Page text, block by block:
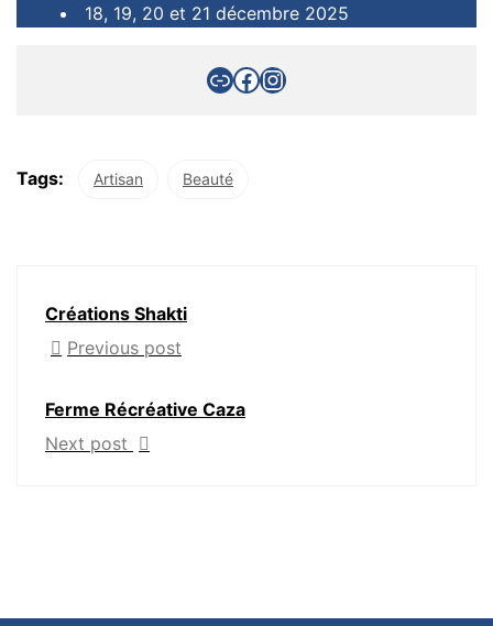
18, 19, 20 et 21 décembre 2025
Tags: Artisan Beauté
Créations Shakti
Previous post
Ferme Récréative Caza
Next post